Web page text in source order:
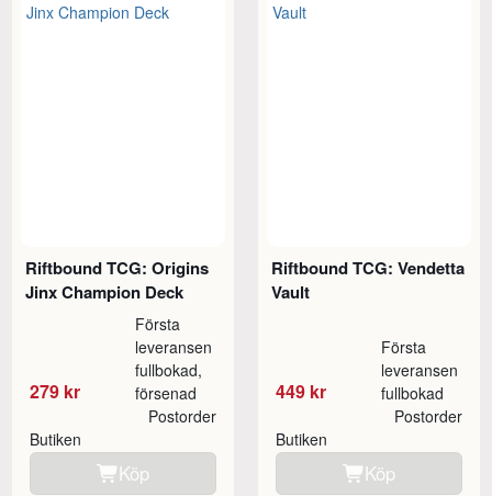
Riftbound TCG: Origins
Jinx Champion Deck
279 kr
Första
leveransen
fullbokad,
försenad
Butiken
Postorder
Köp
Riftbound TCG: Vendetta
Vault
449 kr
Första
leveransen
fullbokad
Butiken
Postorder
Köp